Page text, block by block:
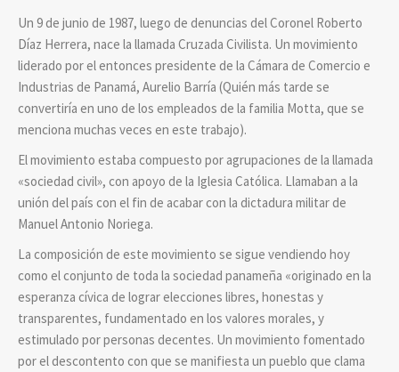
Un 9 de junio de 1987, luego de denuncias del Coronel Roberto
Díaz Herrera, nace la llamada Cruzada Civilista. Un movimiento
liderado por el entonces presidente de la Cámara de Comercio e
Industrias de Panamá, Aurelio Barría (Quién más tarde se
convertiría en uno de los empleados de la familia Motta, que se
menciona muchas veces en este trabajo).
El movimiento estaba compuesto por agrupaciones de la llamada
«sociedad civil», con apoyo de la Iglesia Católica. Llamaban a la
unión del país con el fin de acabar con la dictadura militar de
Manuel Antonio Noriega.
La composición de este movimiento se sigue vendiendo hoy
como el conjunto de toda la sociedad panameña «originado en la
esperanza cívica de lograr elecciones libres, honestas y
transparentes, fundamentado en los valores morales, y
estimulado por personas decentes. Un movimiento fomentado
por el descontento con que se manifiesta un pueblo que clama